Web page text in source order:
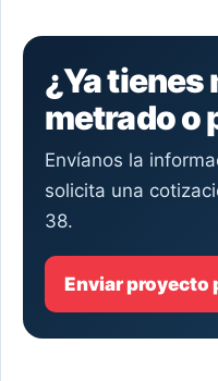
¿Ya tienes
metrado o
Envíanos la
solicita una
38.
Enviar proyecto